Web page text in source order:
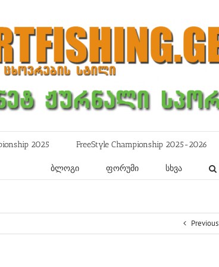
2025 FreeStyle Championship 2025-2026
ბლოგი ფორუმი სხვა
Previous